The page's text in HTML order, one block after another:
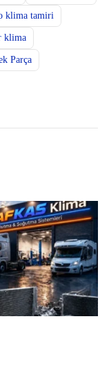
klima tamiri
klima
Parça